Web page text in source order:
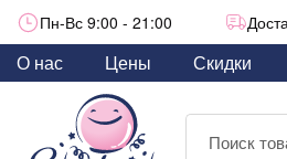
Пн-Вс 9:00 - 21:00
О нас Цены Скидки